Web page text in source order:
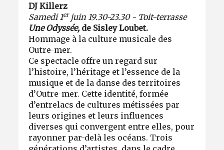
DJ Killerz
Samedi 1erjuin 19.30-23.30 - Toit-terrasse
Une Odyssée, de Sisley Loubet.
Hommage à la culture musicale des
Outre-mer.
Ce spectacle offre un regard sur
l’histoire, l’héritage et l’essence de la
musique et de la danse des territoires
d’Outre-mer. Cette identité, formée
d’entrelacs de cultures métissées par
leurs origines et leurs influences
diverses qui convergent entre elles, pour
rayonner par-delà les océans. Trois